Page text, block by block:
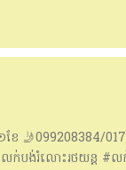
ខែ 🤳099208384/
បង់រំលោះរថយន្ត #ល